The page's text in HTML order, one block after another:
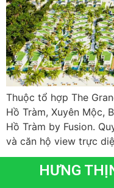
Thuộc tổ hợp The
Hồ Tràm, Xuyên Mộc,
Hồ Tràm by Fusion.
và căn hộ view trực
HƯNG